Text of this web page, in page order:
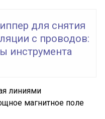
для снятия
с проводов:
инструмента
линиями
магнитное поле